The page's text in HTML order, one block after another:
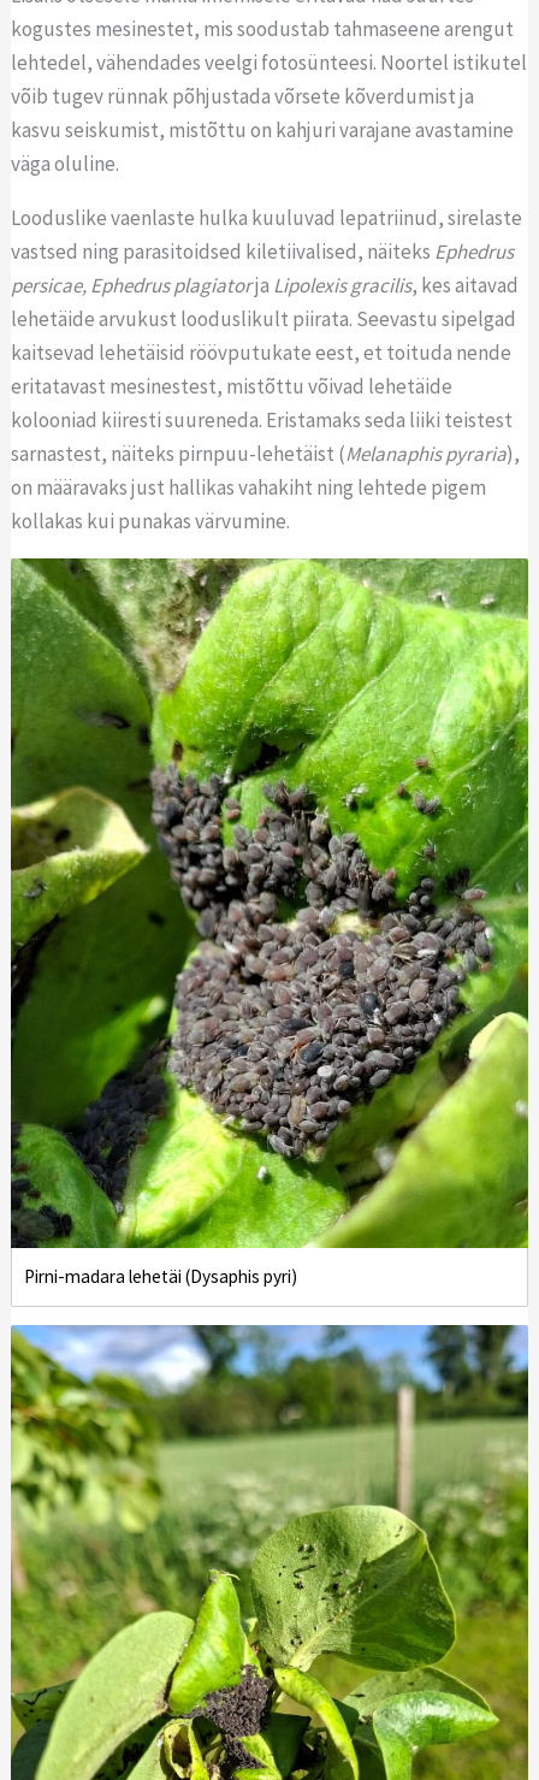
kogustes mesinestet, mis soodustab tahmaseene arengut
lehtedel, vähendades veelgi fotosünteesi. Noortel istikutel
võib tugev rünnak põhjustada võrsete kõverdumist ja
kasvu seiskumist, mistõttu on kahjuri varajane avastamine
väga oluline.
Looduslike vaenlaste hulka kuuluvad lepatriinud, sirelaste
vastsed ning parasitoidsed kiletiivalised, näiteks Ephedrus
persicae, Ephedrus plagiatorja Lipolexis gracilis, kes aitavad
lehetäide arvukust looduslikult piirata. Seevastu sipelgad
kaitsevad lehetäisid röövputukate eest, et toituda nende
eritatavast mesinestest, mistõttu võivad lehetäide
kolooniad kiiresti suureneda. Eristamaks seda liiki teistest
sarnastest, näiteks pirnpuu-lehetäist (Melanaphis pyraria),
on määravaks just hallikas vahakiht ning lehtede pigem
kollakas kui punakas värvumine.
Pirni-madara lehetäi (Dysaphis pyri)